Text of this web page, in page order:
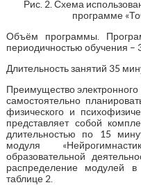
Рис. 2. Схема
программе
Объём программы.
периодичностью обучения –
Длительность занятий 35
Преимущество
самостоятельно
физического и
представляет собой
длительностью по 15
модуля
образовательной
распределение модулей
таблице 2.